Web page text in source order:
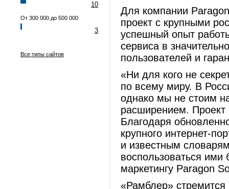
10
От 300 000 до 500 000
3
Все типы сайтов
Для компании
проект с крупными
успешный опыт
сервиса в
пользователей и
«Ни для кого не
по всему миру. В
однако мы не стоим
расширением.
Благодаря
крупного интернет-
и известным
воспользоваться ими
маркетингу Paragon
«Рамблер»